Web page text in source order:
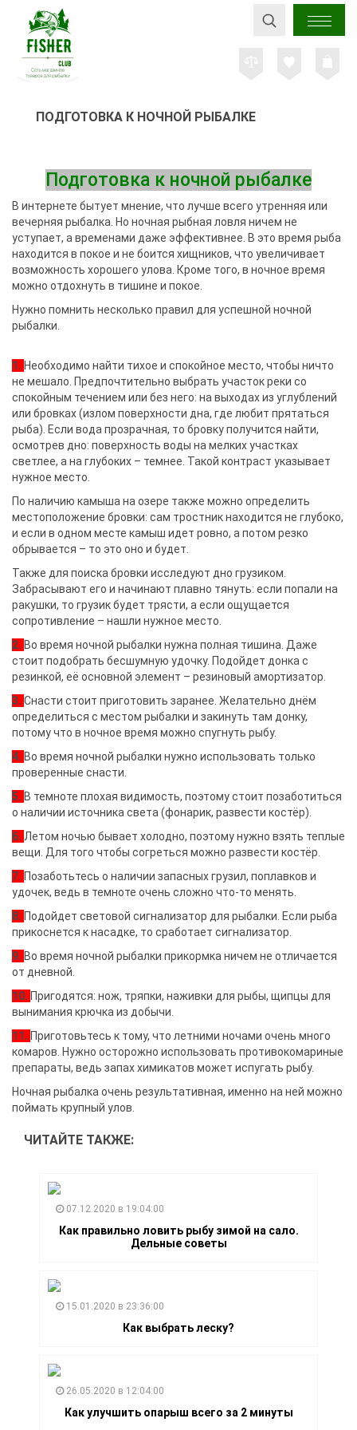
ПОДГОТОВКА К НОЧНОЙ РЫБАЛКЕ
Подготовка к ночной рыбалке
В интернете бытует мнение, что лучше всего утренняя или
вечерняя рыбалка. Но ночная рыбная ловля ничем не
уступает, а временами даже эффективнее. В это время рыба
находится в покое и не боится хищников, что увеличивает
возможность хорошего улова. Кроме того, в ночное время
можно отдохнуть в тишине и покое.
Нужно помнить несколько правил для успешной ночной
рыбалки.
1. Необходимо найти тихое и спокойное место, чтобы ничто
не мешало. Предпочтительно выбрать участок реки со
спокойным течением или без него: на выходах из углублений
или бровках (излом поверхности дна, где любит прятаться
рыба). Если вода прозрачная, то бровку получится найти,
осмотрев дно: поверхность воды на мелких участках
светлее, а на глубоких – темнее. Такой контраст указывает
нужное место.
По наличию камыша на озере также можно определить
местоположение бровки: сам тростник находится не глубоко,
и если в одном месте камыш идет ровно, а потом резко
обрывается – то это оно и будет.
Также для поиска бровки исследуют дно грузиком.
Забрасывают его и начинают плавно тянуть: если попали на
ракушки, то грузик будет трясти, а если ощущается
сопротивление – нашли нужное место.
2. Во время ночной рыбалки нужна полная тишина. Даже
стоит подобрать бесшумную удочку. Подойдет донка с
резинкой, её основной элемент – резиновый амортизатор.
3. Снасти стоит приготовить заранее. Желательно днём
определиться с местом рыбалки и закинуть там донку,
потому что в ночное время можно спугнуть рыбу.
4. Во время ночной рыбалки нужно использовать только
проверенные снасти.
5. В темноте плохая видимость, поэтому стоит позаботиться
о наличии источника света (фонарик, развести костёр).
6. Летом ночью бывает холодно, поэтому нужно взять теплые
вещи. Для того чтобы согреться можно развести костёр.
7. Позаботьтесь о наличии запасных грузил, поплавков и
удочек, ведь в темноте очень сложно что-то менять.
8. Подойдет световой сигнализатор для рыбалки. Если рыба
прикоснется к насадке, то сработает сигнализатор.
9. Во время ночной рыбалки прикормка ничем не отличается
от дневной.
10. Пригодятся: нож, тряпки, наживки для рыбы, щипцы для
вынимания крючка из добычи.
11. Приготовьтесь к тому, что летними ночами очень много
комаров. Нужно осторожно использовать противокомариные
препараты, ведь запах химикатов может испугать рыбу.
Ночная рыбалка очень результативная, именно на ней можно
поймать крупный улов.
ЧИТАЙТЕ ТАКЖЕ:
07.12.2020 в 19:04:00
Как правильно ловить рыбу зимой на сало.
Дельные советы
15.01.2020 в 23:36:00
Как выбрать леску?
26.05.2020 в 12:04:00
Как улучшить опарыш всего за 2 минуты